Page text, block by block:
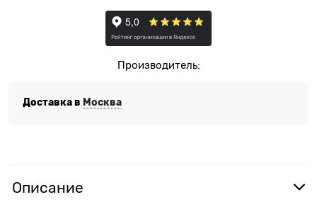
Производитель:
Доставка в Москва
Описание